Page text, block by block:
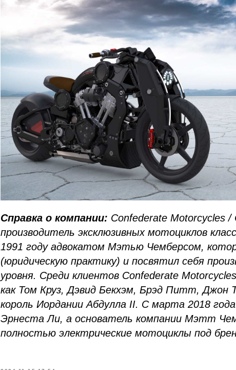
Справка о компании: Confederate Motorcycles /
производитель эксклюзивных мотоциклов
1991 году адвокатом Мэтью Чемберсом,
(юридическую практику) и посвятил себя
уровня. Среди клиентов Confederate
как Том Круз, Дэвид Бекхэм, Брэд Питт, Джон
король Иордании Абдулла II. С марта 2018
Эрнеста Ли, а основатель компании Мэтт
полностью электрические мотоциклы под